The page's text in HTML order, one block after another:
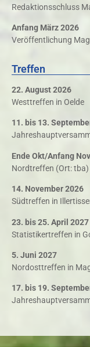
Redaktionsschluss
Anfang März 2026
Veröffentlichung
Treffen
22. August 2026
Westtreffen in Oelde
11. bis 13.
Ende Okt/Anfang
Nordtreffen (Ort: tba)
14. November 2026
Südtreffen in
23. bis 25. April 2027
Statistikertreffen in
5. Juni 2027
Nordosttreffen in
17. bis 19.